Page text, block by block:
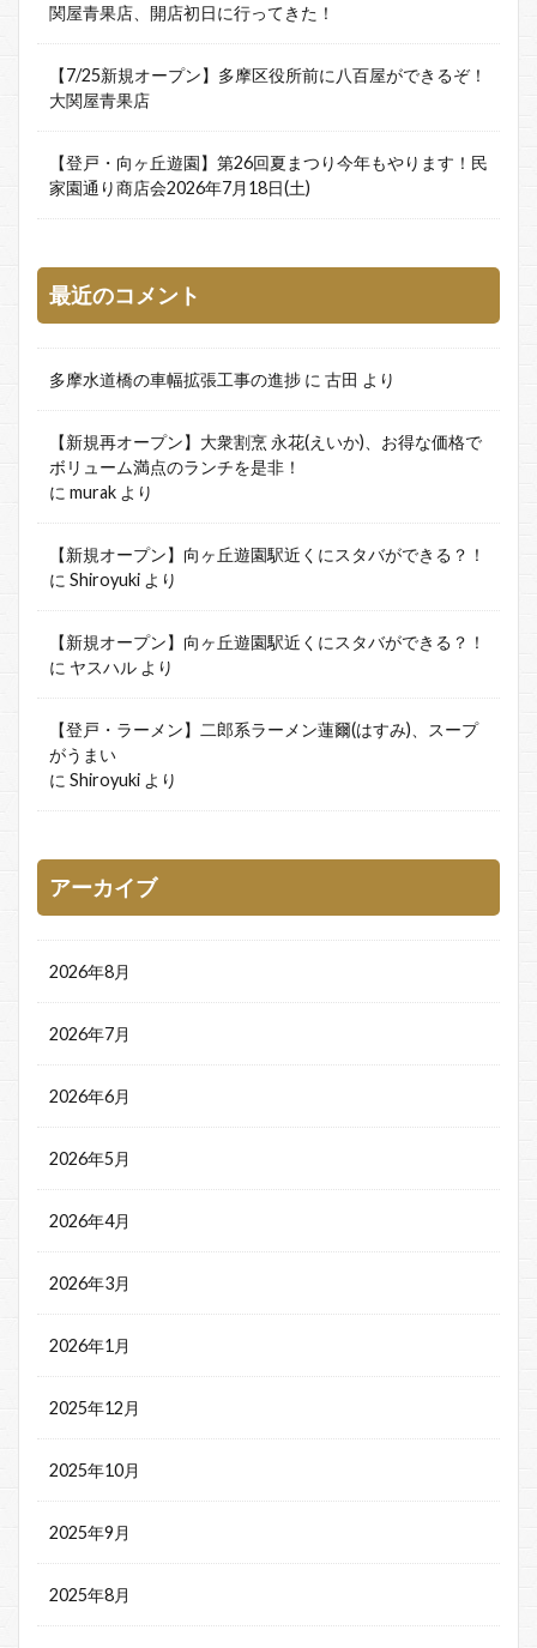
関屋青果店、開店初日に行ってきた！
【7/25新規オープン】多摩区役所前に八百屋ができるぞ！
大関屋青果店
【登戸・向ヶ丘遊園】第26回夏まつり今年もやります！民
家園通り商店会2026年7月18日(土)
最近のコメント
多摩水道橋の車幅拡張工事の進捗 に 古田 より
【新規再オープン】大衆割烹 永花(えいか)、お得な価格で
ボリューム満点のランチを是非！
に murak より
【新規オープン】向ヶ丘遊園駅近くにスタバができる？！
に Shiroyuki より
【新規オープン】向ヶ丘遊園駅近くにスタバができる？！
に ヤスハル より
【登戸・ラーメン】二郎系ラーメン蓮爾(はすみ)、スープ
がうまい
に Shiroyuki より
アーカイブ
2026年8月
2026年7月
2026年6月
2026年5月
2026年4月
2026年3月
2026年1月
2025年12月
2025年10月
2025年9月
2025年8月